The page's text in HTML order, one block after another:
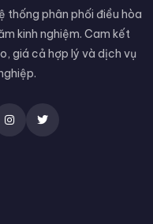
thống phân phối điều hòa
kinh nghiệm. Cam kết
giá cả hợp lý và dịch vụ